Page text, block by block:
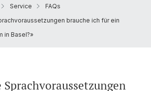
Service
FAQs
brauche ich für ein
in Basel?»
Sprachvoraussetzungen